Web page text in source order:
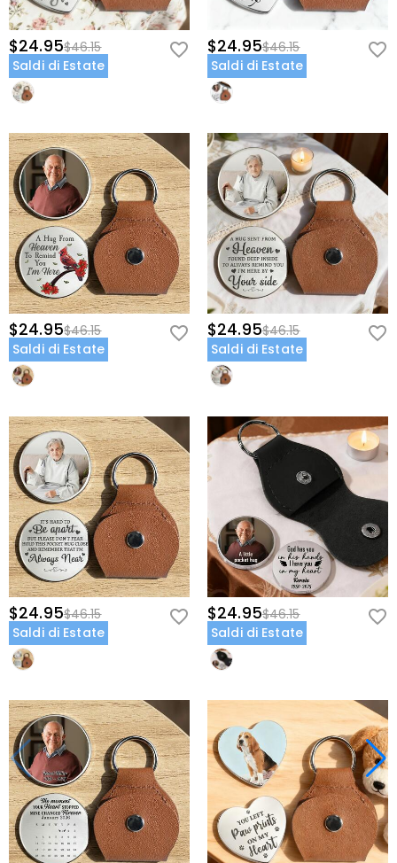
$24.95$46.15
Saldi di Estate
$24.95$46.15
Saldi di Estate
$24.95$46.15
Saldi di Estate
$24.95$46.15
Saldi di Estate
$24.95$46.15
Saldi di Estate
$24.95$46.15
Saldi di Estate